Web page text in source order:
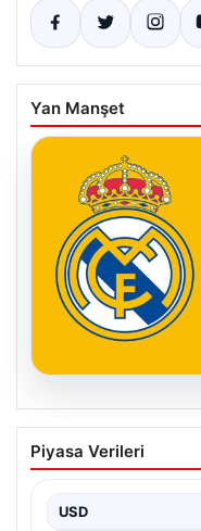
Yan Manşet
05.08.2026
Fulham, Real
Anlaştı:
Gerçekleşti
Piyasa Verileri
USD